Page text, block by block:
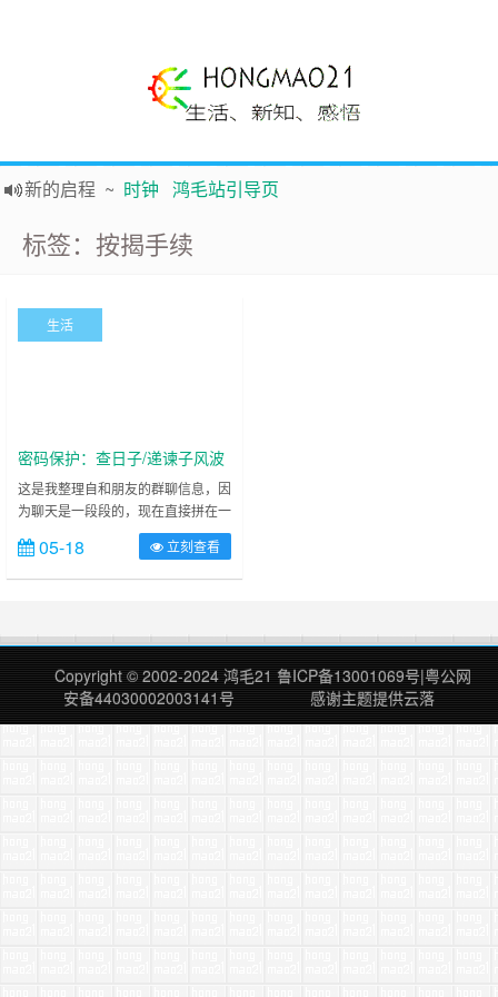
新的启程 ~ 时钟 鸿毛站引导页
践行自由、开放、互助分享的互联网精神
标签：按揭手续
生活
密码保护：查日子/递谏子风波
之一
这是我整理自和朋友的群聊信息，因
为聊天是一段段的，现在直接拼在一
起，看起来可能有点麻烦或者前言不
搭后语 而且这都是我一面之词，请
自行分辨！ 周一早上我们闹矛盾
周二，我们就再也没聊过天，发过消
息。 下面开始我仔细说说事情经过
吧……
05-18 立刻查看
Copyright © 2002-2024 鸿毛21 鲁ICP备13001069号|粤公网
安备44030002003141号
感谢主题提供云落